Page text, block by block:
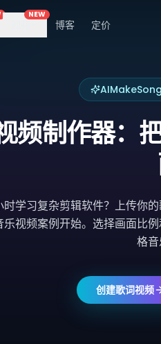
NEW
博客 定价
AIMakeSong
频制作器：
时学习复杂剪辑软件？上传你
乐视频案例开始。选择画面比
格音
创建歌词视频